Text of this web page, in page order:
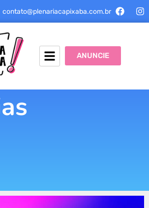
contato@plenariacapixaba.com.br
ANUNCIE